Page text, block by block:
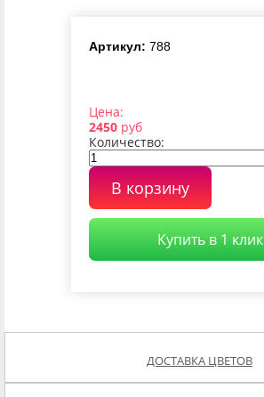
Цена:
2450 руб
Количество:
В корзину
Купить в 1 клик
Артикул: 788
ДОСТАВКА ЦВЕТОВ